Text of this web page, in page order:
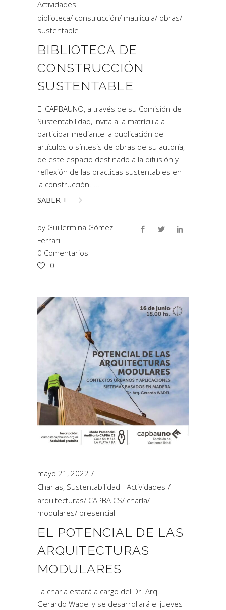
Actividades
biblioteca/ construcción/ matricula/ obras/
sustentable
BIBLIOTECA DE
CONSTRUCCIÓN
SUSTENTABLE
El CAPBAUNO, a través de su Comisión de
Sustentabilidad, invita a la matrícula a
participar mediante la publicación de
artículos o síntesis de obras de su autoría,
de este espacio destinado a la difusión y
reflexión de las practicas sustentables en
la construcción.
SABER +
by Guillermina Gómez
Ferrari
0 Comentarios
0
mayo 21, 2022
Charlas, Sustentabilidad - Actividades
arquitecturas/ CAPBA CS/ charla/
modulares/ presencial
EL POTENCIAL DE LAS
ARQUITECTURAS
MODULARES
La charla estará a cargo del Dr. Arq.
Gerardo Wadel y se desarrollará el jueves